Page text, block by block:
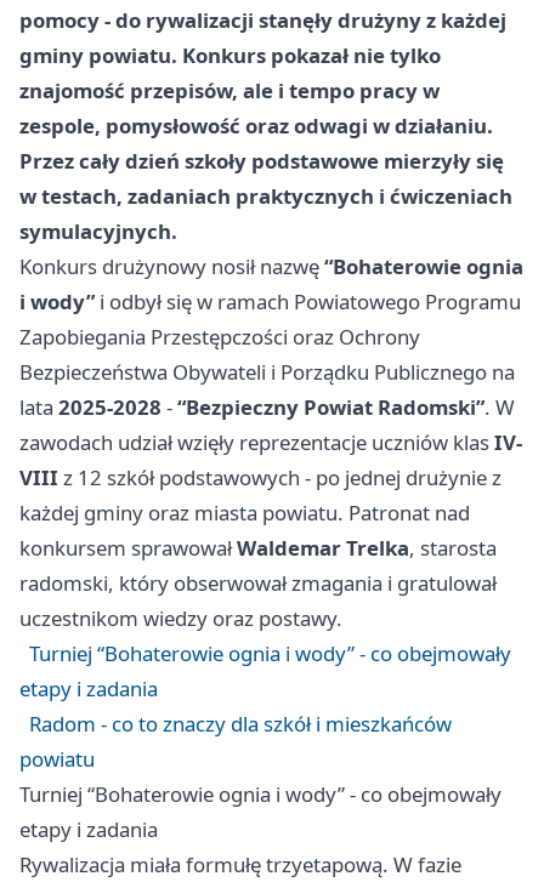
pomocy - do rywalizacji stanęły drużyny z każdej
gminy powiatu. Konkurs pokazał nie tylko
znajomość przepisów, ale i tempo pracy w
zespole, pomysłowość oraz odwagi w działaniu.
Przez cały dzień szkoły podstawowe mierzyły się
w testach, zadaniach praktycznych i ćwiczeniach
symulacyjnych.
Konkurs drużynowy nosił nazwę“Bohaterowie ognia
i wody”i odbył się w ramach Powiatowego Programu
Zapobiegania Przestępczości oraz Ochrony
Bezpieczeństwa Obywateli i Porządku Publicznego na
lata 2025-2028 -“Bezpieczny Powiat Radomski”. W
zawodach udział wzięły reprezentacje uczniów klasIV-
VIII z 12 szkół podstawowych - po jednej drużynie z
każdej gminy oraz miasta powiatu. Patronat nad
konkursem sprawowałWaldemar Trelka, starosta
radomski, który obserwował zmagania i gratulował
uczestnikom wiedzy oraz postawy.
Turniej “Bohaterowie ognia i wody” - co obejmowały
etapy i zadania
Radom - co to znaczy dla szkół i mieszkańców
powiatu
Turniej “Bohaterowie ognia i wody” - co obejmowały
etapy i zadania
Rywalizacja miała formułę trzyetapową. W fazie